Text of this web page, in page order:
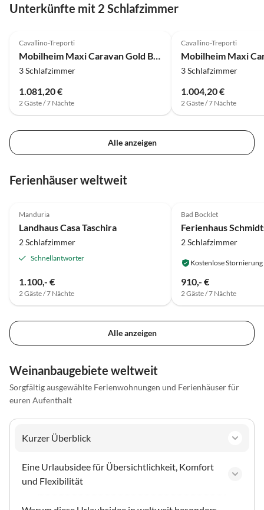
Unterkünfte mit 2 Schlafzimmer
Cavallino-Treporti
Mobilheim Maxi Caravan Gold Bellevue Beach
3 Schlafzimmer
1.081,20 €
2 Gäste / 7 Nächte
Cavallino-Treporti
3 Schlafzimmer
1.004,20 €
2 Gäste / 7 Nächte
Alle anzeigen
Ferienhäuser weltweit
Manduria
Landhaus Casa Taschira
2 Schlafzimmer
Schnellantworter
1.100,- €
2 Gäste / 7 Nächte
Bad Bocklet
2 Schlafzimmer
Kostenlose Stornierung
910,- €
2 Gäste / 7 Nächte
Alle anzeigen
Weinanbaugebiete weltweit
Sorgfältig ausgewählte Ferienwohnungen und Ferienhäuser für
euren Aufenthalt
Kurzer Überblick
Eine Urlaubsidee für Übersichtlichkeit, Komfort
und Flexibilität